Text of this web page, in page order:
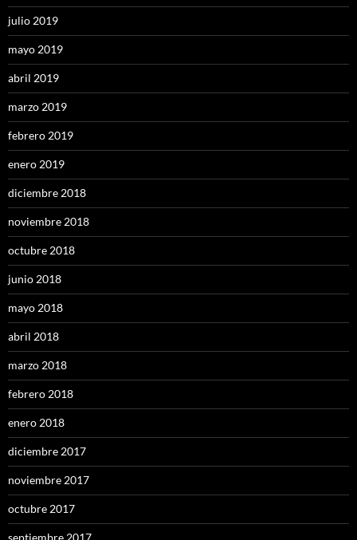
julio 2019
mayo 2019
abril 2019
marzo 2019
febrero 2019
enero 2019
diciembre 2018
noviembre 2018
octubre 2018
junio 2018
mayo 2018
abril 2018
marzo 2018
febrero 2018
enero 2018
diciembre 2017
noviembre 2017
octubre 2017